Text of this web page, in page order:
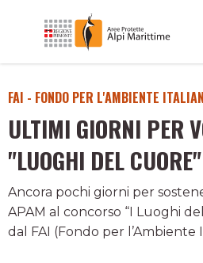
FAI - FONDO PER L'AMBIENTE
ULTIMI GIORNI PER
"LUOGHI DEL CUORE"
Ancora pochi giorni per
APAM al concorso “I Luoghi
dal FAI (Fondo per l’Ambiente